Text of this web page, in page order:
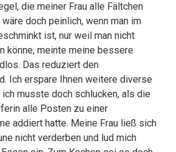
die meiner Frau alle Fältchen
doch peinlich, wenn man im
ist, nur weil man nicht
könne, meinte meine bessere
Das reduziert den
Ich erspare Ihnen weitere diverse
musste doch schlucken, als die
alle Posten zu einer
addiert hatte. Meine Frau ließ sich
nicht verderben und lud mich